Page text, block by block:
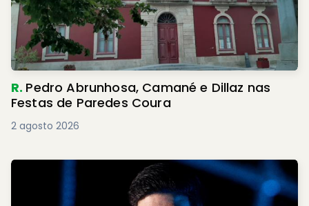
R. Pedro Abrunhosa, Camané e Dillaz nas
Festas de Paredes Coura
2 agosto 2026